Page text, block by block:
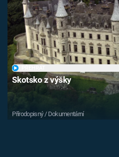
Skotsko z výšky
Přírodopisný / Dokumentární